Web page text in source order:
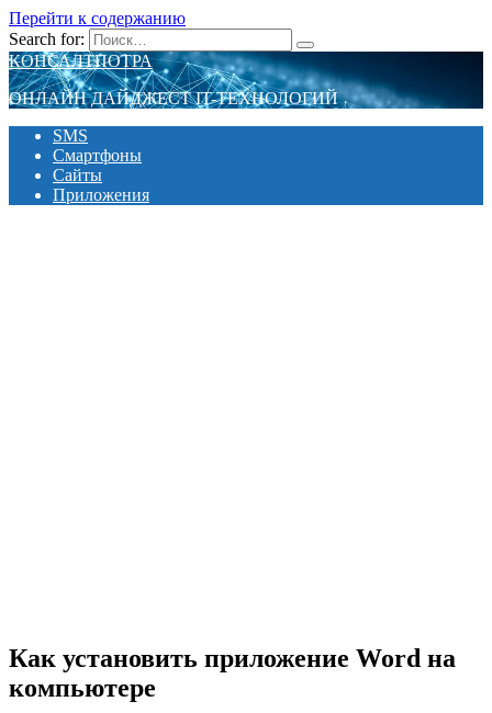
Перейти к содержанию
Search for:
КОНСАЛТПОТРА
ОНЛАЙН ДАЙДЖЕСТ IT-ТЕХНОЛОГИЙ
SMS
Смартфоны
Сайты
Приложения
Как установить приложение Word на
компьютере